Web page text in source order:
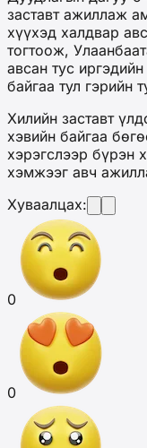
заставт ажиллаж
хүүхэд халдвар
тогтоож,
авсан тус
байгаа тул гэрийн
Хилийн заставт
хэвийн байгаа
хэрэгслээр бүрэн
хэмжээг авч
Хуваалцах:
0
0